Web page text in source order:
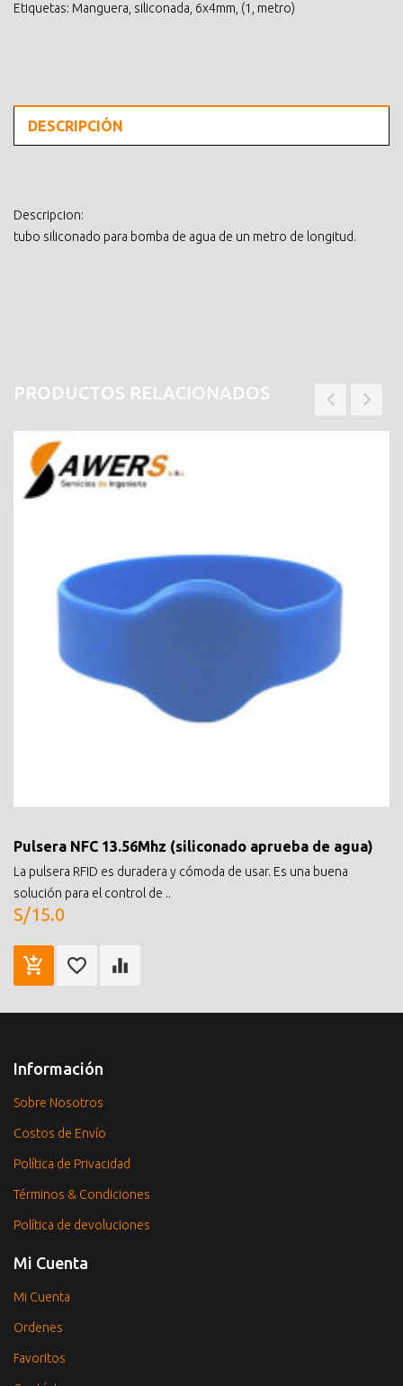
Etiquetas: Manguera siliconada 6x4mm (1 metro)
DESCRIPCIÓN
Descripcion:
tubo siliconado para bomba de agua de un metro de longitud.
PRODUCTOS RELACIONADOS
Pulsera NFC 13.56Mhz (siliconado aprueba de agua)
La pulsera RFID es duradera y cómoda de usar. Es una buena
solución para el control de ..
S/15.0
Información
Sobre Nosotros
Costos de Envío
Política de Privacidad
Términos & Condiciones
Política de devoluciones
Mi Cuenta
Mi Cuenta
Ordenes
Favoritos